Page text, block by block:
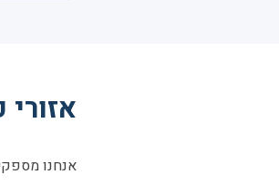
אזורי
אנחנו